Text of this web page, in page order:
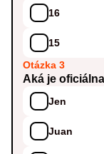
16
15
Otázka 3
Aká je
Jen
Juan